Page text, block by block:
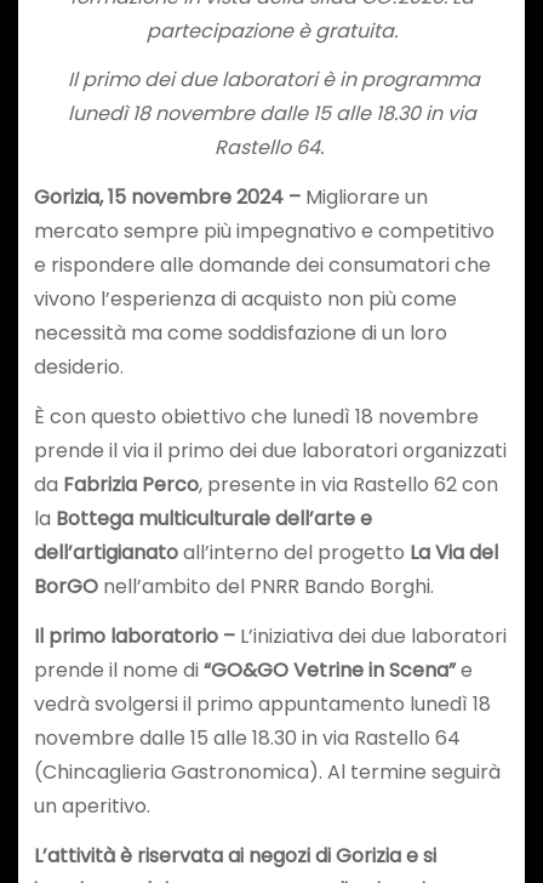
partecipazione è gratuita.
Il primo dei due laboratori è in programma
lunedì 18 novembre dalle 15 alle 18.30 in via
Rastello 64.
Gorizia, 15 novembre 2024 – Migliorare un
mercato sempre più impegnativo e competitivo
e rispondere alle domande dei consumatori che
vivono l’esperienza di acquisto non più come
necessità ma come soddisfazione di un loro
desiderio.
È con questo obiettivo che lunedì 18 novembre
prende il via il primo dei due laboratori organizzati
da Fabrizia Perco, presente in via Rastello 62 con
la Bottega multiculturaledell’arte e
dell’artigianatoall’interno del progetto La Via del
BorGOnell’ambito del PNRR Bando Borghi.
Il primo laboratorio –L’iniziativa dei due laboratori
prende il nome di“GO&GO Vetrine in Scena”e
vedrà svolgersi il primo appuntamento lunedì 18
novembre dalle 15 alle 18.30 in via Rastello 64
(Chincaglieria Gastronomica). Al termine seguirà
un aperitivo.
L’attività è riservata ai negozi di Gorizia e si